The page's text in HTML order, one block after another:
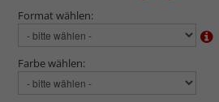
Format wählen:
Farbe wählen: